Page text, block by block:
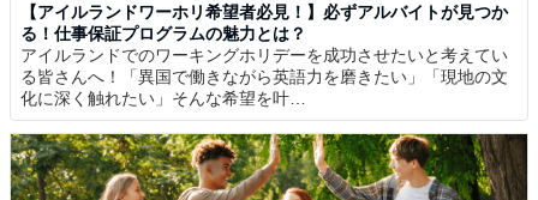
【アイルランドワーホリ希望者必見！】必ずアルバイトが見つか
る！仕事保証プログラムの魅力とは？
アイルランドでのワーキングホリデーを成功させたいと考えてい
る皆さんへ！「異国で働きながら英語力を磨きたい」「現地の文
化に深く触れたい」そんな希望を叶…